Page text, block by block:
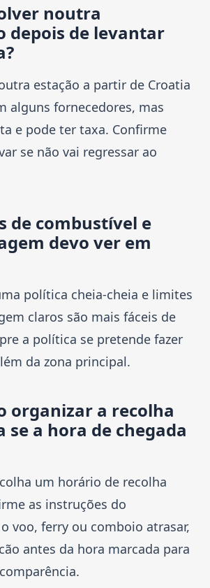
noutra
depois de levantar
estação a partir de Croatia
alguns fornecedores, mas
e pode ter taxa. Confirme
se não vai regressar ao
de combustível e
devo ver em
política cheia-cheia e limites
claros são mais fáceis de
a política se pretende fazer
da zona principal.
organizar a recolha
se a hora de chegada
um horário de recolha
as instruções do
voo, ferry ou comboio atrasar,
antes da hora marcada para